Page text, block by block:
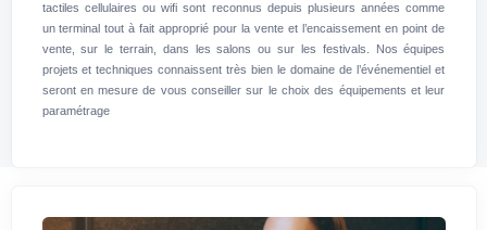
tactiles cellulaires ou wifi sont reconnus depuis plusieurs années comme
un terminal tout à fait approprié pour la vente et l’encaissement en point de
vente, sur le terrain, dans les salons ou sur les festivals. Nos équipes
projets et techniques connaissent très bien le domaine de l’événementiel et
seront en mesure de vous conseiller sur le choix des équipements et leur
paramétrage